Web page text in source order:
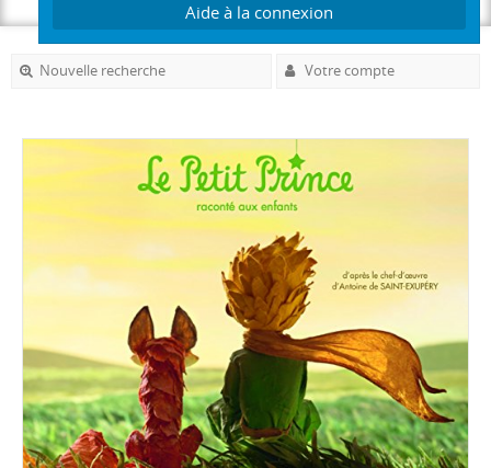
Aide à la connexion
Nouvelle recherche Votre compte